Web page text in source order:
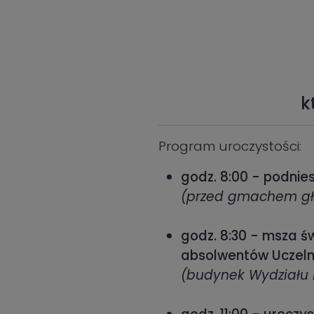
Program uroczystości:
godz. 8:00 -
(przed gmachem
godz. 8:30 - msza
absolwentów
(budynek